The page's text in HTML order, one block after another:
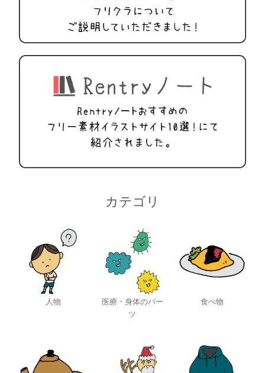
カテゴリ
人物
医療・身体のパー
ツ
食べ物